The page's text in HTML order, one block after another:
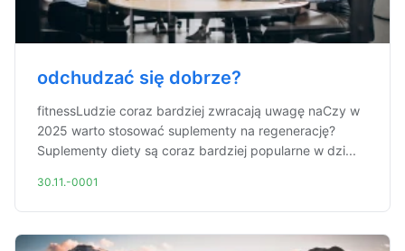
odchudzać się dobrze?
fitnessLudzie coraz bardziej zwracają uwagę naCzy w
2025 warto stosować suplementy na regenerację?
Suplementy diety są coraz bardziej popularne w dzi...
30.11.-0001